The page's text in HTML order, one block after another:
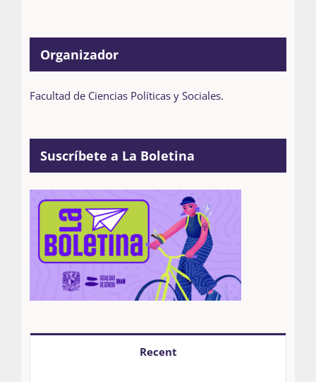
Organizador
Facultad de Ciencias Políticas y Sociales.
Suscríbete a La Boletina
Recent